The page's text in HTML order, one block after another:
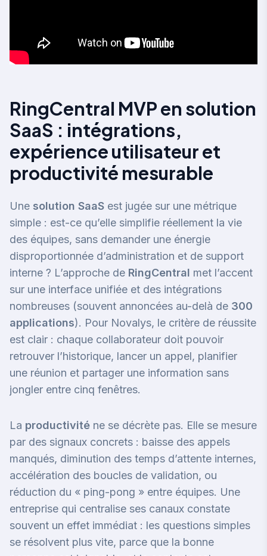
RingCentral MVP en solution
SaaS : intégrations,
expérience utilisateur et
productivité mesurable
Une solution SaaS est jugée sur une métrique
simple : est-ce qu’elle simplifie réellement la vie
des équipes, sans demander une énergie
disproportionnée d’administration et de support
interne ? L’approche de RingCentral met l’accent
sur une interface unifiée et des intégrations
nombreuses (souvent annoncées au-delà de 300
applications). Pour Novalys, le critère de réussite
est clair : chaque collaborateur doit pouvoir
retrouver l’historique, lancer un appel, planifier
une réunion et partager une information sans
jongler entre cinq fenêtres.
La productivité ne se décrète pas. Elle se mesure
par des signaux concrets : baisse des appels
manqués, diminution des temps d’attente internes,
accélération des boucles de validation, ou
réduction du « ping-pong » entre équipes. Une
entreprise qui centralise ses canaux constate
souvent un effet immédiat : les questions simples
se résolvent plus vite, parce que la bonne